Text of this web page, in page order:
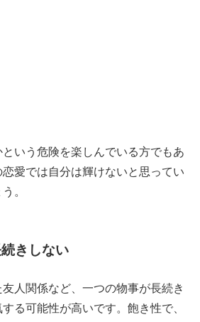
いう危険を楽しんでいる方でもあ
愛では自分は輝けないと思ってい
。
きしない
人関係など、一つの物事が長続き
る可能性が高いです。飽き性で、